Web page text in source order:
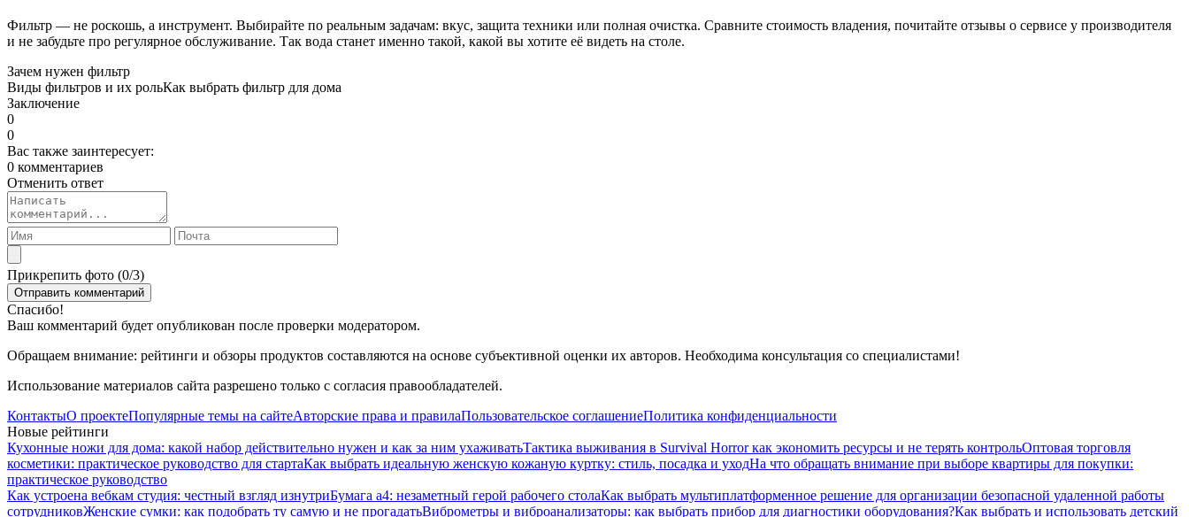
Фильтр — не роскошь, а инструмент. Выбирайте по реальным задачам: вкус, защита техники или полная очистка. Сравните стоимость владения, почитайте отзывы о сервисе у производителя
и не забудьте про регулярное обслуживание. Так вода станет именно такой, какой вы хотите её видеть на столе.
Зачем нужен фильтр
Виды фильтров и их рольКак выбрать фильтр для дома
Заключение
0
0
Вас также заинтересует:
0 комментариев
Отменить ответ
Прикрепить фото (0/3)
Спасибо!
Ваш комментарий будет опубликован после проверки модератором.
Обращаем внимание: рейтинги и обзоры продуктов составляются на основе субъективной оценки их авторов. Необходима консультация со специалистами!
Использование материалов сайта разрешено только с согласия правообладателей.
КонтактыО проектеПопулярные темы на сайтеАвторские права и правилаПользовательское соглашениеПолитика конфиденциальности
Новые рейтинги
Кухонные ножи для дома: какой набор действительно нужен и как за ним ухаживатьТактика выживания в Survival Horror как экономить ресурсы и не терять контрольОптовая торговля
косметики: практическое руководство для стартаКак выбрать идеальную женскую кожаную куртку: стиль, посадка и уходНа что обращать внимание при выборе квартиры для покупки:
практическое руководство
Как устроена вебкам студия: честный взгляд изнутриБумага а4: незаметный герой рабочего столаКак выбрать мультиплатформенное решение для организации безопасной удаленной работы
сотрудниковЖенские сумки: как подобрать ту самую и не прогадатьВиброметры и виброанализаторы: как выбрать прибор для диагностики оборудования?Как выбрать и использовать детский